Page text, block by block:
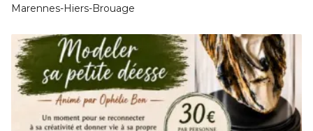
Marennes-Hiers-Brouage